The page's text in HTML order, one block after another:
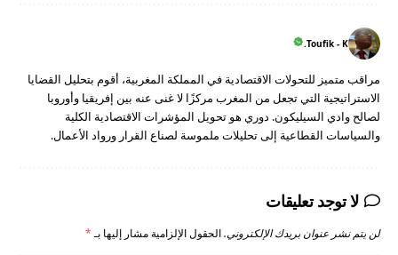
Toufik - K.
مراقب متميز للتحولات الاقتصادية في المملكة المغربية، أقوم بتحليل القضايا
الاستراتيجية التي تجعل من المغرب مركزًا لا غنى عنه بين إفريقيا وأوروبا
لصالح وادي السيليكون. دوري هو تحويل المؤشرات الاقتصادية الكلية
والسياسات القطاعية إلى تحليلات ملموسة لصناع القرار ورواد الأعمال.
لا توجد تعليقات
لن يتم نشر عنوان بريدك الإلكتروني.الحقول الإلزامية مشار إليها بـ*